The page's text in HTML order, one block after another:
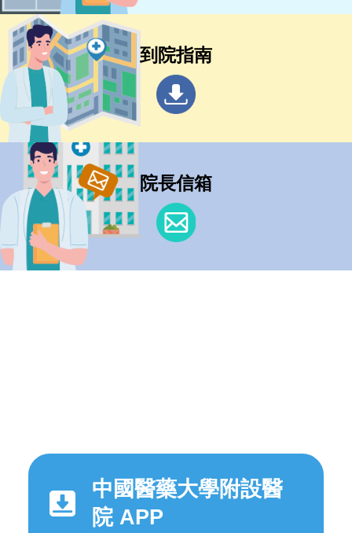
到院指南
院長信箱
中國醫藥大學附設醫
院 APP